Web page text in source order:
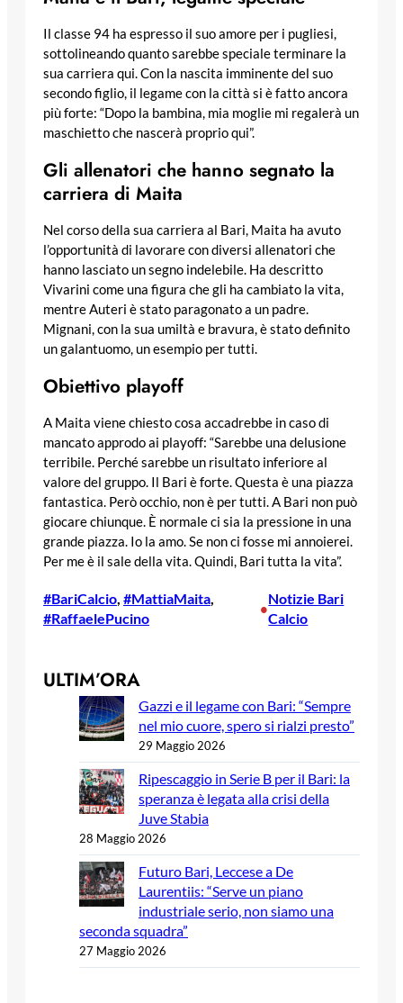
Il classe 94 ha espresso il suo amore per i pugliesi,
sottolineando quanto sarebbe speciale terminare la
sua carriera qui. Con la nascita imminente del suo
secondo figlio, il legame con la città si è fatto ancora
più forte: “Dopo la bambina, mia moglie mi regalerà un
maschietto che nascerà proprio qui”.
Gli allenatori che hanno segnato la
carriera di Maita
Nel corso della sua carriera al Bari, Maita ha avuto
l’opportunità di lavorare con diversi allenatori che
hanno lasciato un segno indelebile. Ha descritto
Vivarini come una figura che gli ha cambiato la vita,
mentre Auteri è stato paragonato a un padre.
Mignani, con la sua umiltà e bravura, è stato definito
un galantuomo, un esempio per tutti.
Obiettivo playoff
A Maita viene chiesto cosa accadrebbe in caso di
mancato approdo ai playoff: “Sarebbe una delusione
terribile. Perché sarebbe un risultato inferiore al
valore del gruppo. Il Bari è forte. Questa è una piazza
fantastica. Però occhio, non è per tutti. A Bari non può
giocare chiunque. È normale ci sia la pressione in una
grande piazza. Io la amo. Se non ci fosse mi annoierei.
Per me è il sale della vita. Quindi, Bari tutta la vita”.
#BariCalcio #MattiaMaita
#RaffaelePucino
•
Notizie Bari
Calcio
ULTIM’ORA
Gazzi e il legame con Bari: “Sempre
nel mio cuore, spero si rialzi presto”
29 Maggio 2026
Ripescaggio in Serie B per il Bari: la
speranza è legata alla crisi della
Juve Stabia
28 Maggio 2026
Futuro Bari, Leccese a De
Laurentiis: “Serve un piano
industriale serio, non siamo una
seconda squadra”
27 Maggio 2026